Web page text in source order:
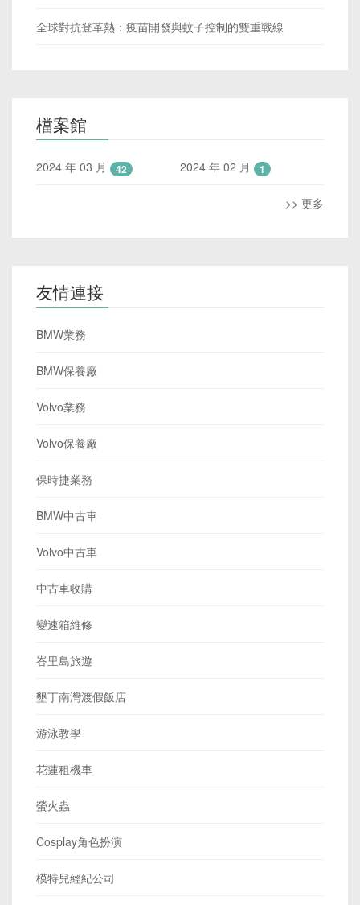
全球對抗登革熱：疫苗開發與蚊子控制的雙重戰線
檔案館
2024 年 03 月 42 2024 年 02 月 1
>> 更多
友情連接
BMW業務
BMW保養廠
Volvo業務
Volvo保養廠
保時捷業務
BMW中古車
Volvo中古車
中古車收購
變速箱維修
峇里島旅遊
墾丁南灣渡假飯店
游泳教學
花蓮租機車
螢火蟲
Cosplay角色扮演
模特兒經紀公司